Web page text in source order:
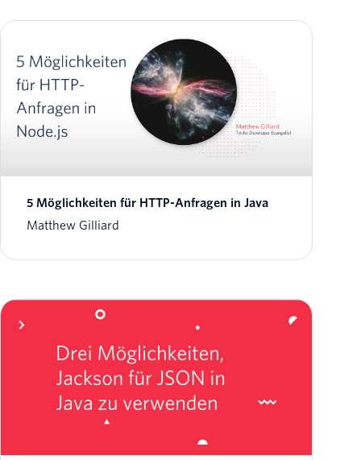
5 Möglichkeiten für HTTP-Anfragen in Java
Matthew Gilliard